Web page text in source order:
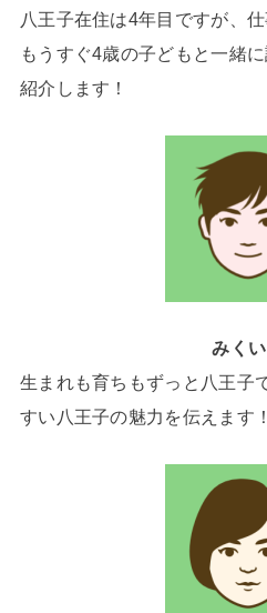
八王子在住は4年目ですが、
もうすぐ4歳の子どもと一緒
紹介します！
みくい
生まれも育ちもずっと八王子
すい八王子の魅力を伝えます！